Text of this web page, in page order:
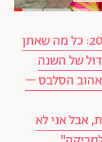
>> שבוע האופנה ישראל קנדה תל אביב 2025: כל מה שאתן
של השנה
הסלבס –
אבל אני לא